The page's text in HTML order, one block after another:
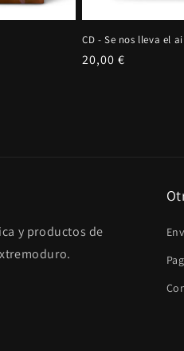
CD - Se nos lleva el
Precio
20,00 €
y productos de